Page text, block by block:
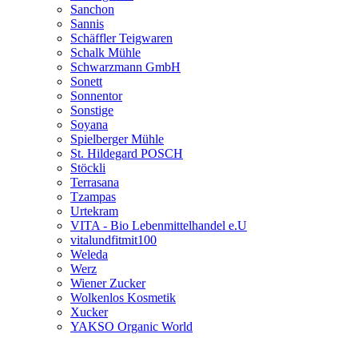
Sanchon
Sannis
Schäffler Teigwaren
Schalk Mühle
Schwarzmann GmbH
Sonett
Sonnentor
Sonstige
Soyana
Spielberger Mühle
St. Hildegard POSCH
Stöckli
Terrasana
Tzampas
Urtekram
VITA - Bio Lebenmittelhandel e.U
vitalundfitmit100
Weleda
Werz
Wiener Zucker
Wolkenlos Kosmetik
Xucker
YAKSO Organic World